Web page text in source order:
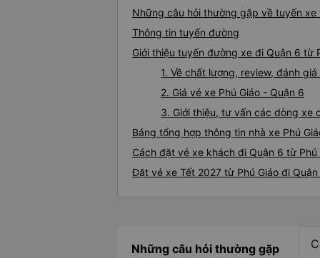
Những câu hỏi thường gặp về tuyến xe
Thông tin tuyến đường
Giới thiệu tuyến đường xe đi Quận 6 từ
1. Về chất lượng, review, đánh
2. Giá vé xe Phú Giáo - Quận 6
3. Giới thiệu, tư vấn các dòng xe
Bảng tổng hợp thông tin nhà xe Phú
Cách đặt vé xe khách đi Quận 6 từ
Đặt vé xe Tết 2027 từ Phú Giáo đi Quận
Những câu hỏi thường gặp